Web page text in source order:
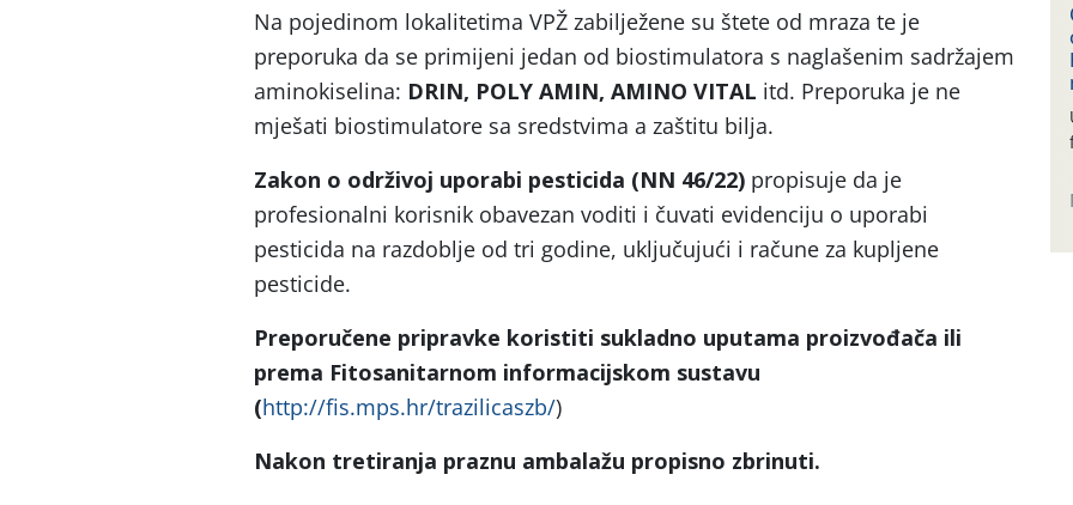
Na pojedinom lokalitetima VPŽ zabilježene su štete od mraza te je
preporuka da se primijeni jedan od biostimulatora s naglašenim sadržajem
aminokiselina: DRIN, POLY AMIN, AMINO VITAL itd. Preporuka je ne
mješati biostimulatore sa sredstvima a zaštitu bilja.
Zakon o održivoj uporabi pesticida (NN 46/22) propisuje da je
profesionalni korisnik obavezan voditi i čuvati evidenciju o uporabi
pesticida na razdoblje od tri godine, uključujući i račune za kupljene
pesticide.
Preporučene pripravke koristiti sukladno uputama proizvođača ili
prema Fitosanitarnom informacijskom sustavu
(http://fis.mps.hr/trazilicaszb/)
Nakon tretiranja praznu ambalažu propisno zbrinuti.